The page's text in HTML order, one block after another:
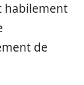
habilement
de